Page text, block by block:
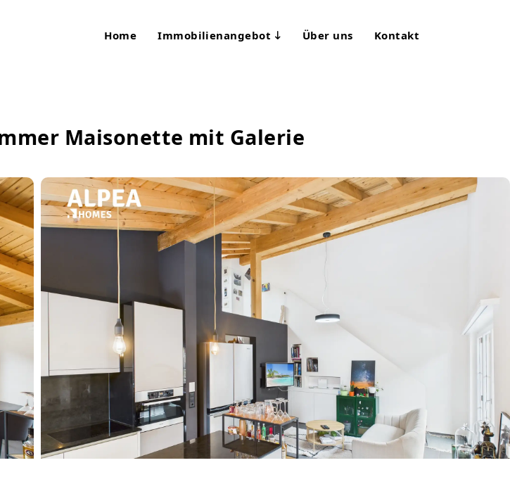
Home Immobilienangebot Über uns Kontakt
Maisonette mit Galerie